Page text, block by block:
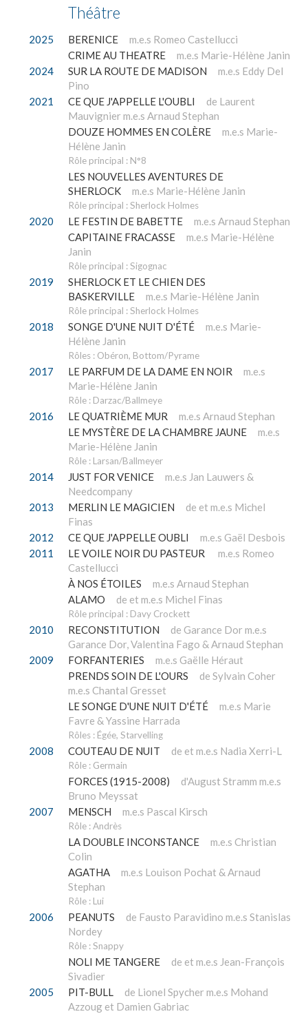
Théâtre
2025 BERENICE
m.e.s Romeo Castellucci
CRIME AU THEATRE
m.e.s Marie-Hélène Janin
2024
SUR LA ROUTE DE MADISON
m.e.s Eddy Del
Pino
2021
CE QUE J'APPELLE L'OUBLI
de Laurent
Mauvignier m.e.s Arnaud Stephan
DOUZE HOMMES EN COLÈRE
m.e.s Marie-
Hélène Janin
Rôle principal : N°8
LES NOUVELLES AVENTURES DE
SHERLOCK
m.e.s Marie-Hélène Janin
Rôle principal : Sherlock Holmes
2020 LE FESTIN DE BABETTE
m.e.s Arnaud Stephan
CAPITAINE FRACASSE
m.e.s Marie-Hélène
Janin
Rôle principal : Sigognac
2019
SHERLOCK ET LE CHIEN DES
BASKERVILLE
m.e.s Marie-Hélène Janin
Rôle principal : Sherlock Holmes
2018 SONGE D'UNE NUIT D'ÉTÉ
m.e.s Marie-
Hélène Janin
Rôles : Obéron, Bottom/Pyrame
2017 LE PARFUM DE LA DAME EN NOIR
m.e.s
Marie-Hélène Janin
Rôle : Darzac/Ballmeye
2016 LE QUATRIÈME MUR
m.e.s Arnaud Stephan
LE MYSTÈRE DE LA CHAMBRE JAUNE
m.e.s
Marie-Hélène Janin
Rôle : Larsan/Ballmeyer
2014 JUST FOR VENICE
m.e.s Jan Lauwers &
Needcompany
2013
MERLIN LE MAGICIEN
de et m.e.s Michel
Finas
2012
CE QUE J'APPELLE OUBLI
m.e.s Gaël Desbois
2011
LE VOILE NOIR DU PASTEUR
m.e.s Romeo
Castellucci
À NOS ÉTOILES
m.e.s Arnaud Stephan
ALAMO
de et m.e.s Michel Finas
Rôle principal : Davy Crockett
2010 RECONSTITUTION
de Garance Dor m.e.s
Garance Dor, Valentina Fago & Arnaud Stephan
2009
FORFANTERIES
m.e.s Gaëlle Héraut
PRENDS SOIN DE L'OURS
de Sylvain Coher
m.e.s Chantal Gresset
LE SONGE D'UNE NUIT D'ÉTÉ
m.e.s Marie
Favre & Yassine Harrada
Rôles : Égée, Starvelling
2008 COUTEAU DE NUIT de et m.e.s Nadia Xerri-L
Rôle : Germain
FORCES (1915-2008)
d'August Stramm m.e.s
Bruno Meyssat
2007
MENSCH m.e.s Pascal Kirsch
Rôle : Andrès
LA DOUBLE INCONSTANCE
m.e.s Christian
Colin
AGATHA
m.e.s Louison Pochat & Arnaud
Stephan
Rôle : Lui
2006 PEANUTS
de Fausto Paravidino m.e.s Stanislas
Nordey
Rôle : Snappy
NOLI ME TANGERE
de et m.e.s Jean-François
Sivadier
2005
PIT-BULL
de Lionel Spycher m.e.s Mohand
Azzoug et Damien Gabriac